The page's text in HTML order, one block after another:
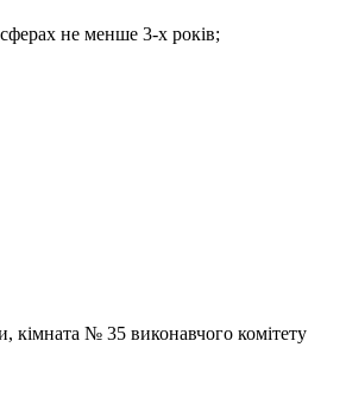
не менше 3-х років;
кімната № 35 виконавчого комітету